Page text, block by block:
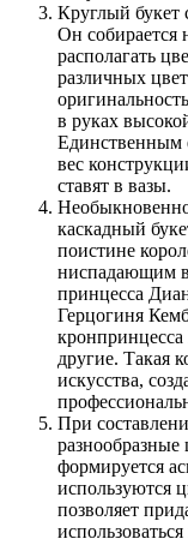
Круглый букет
Он собирается
располагать
различных
в руках
Единственным
вес
ставят в вазы.
каскадный
поистине
ниспадающим
принцесса
Герцогиня
другие. Такая
искусства,
При
формируется
используются
позволяет